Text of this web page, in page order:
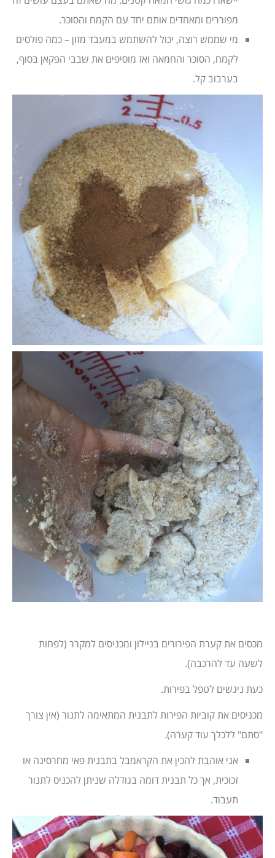
מפוררים ומאחדים אותם יחד עם הקמח והסוכר.
מי שממש רוצה, יכול להשתמש במעבד מזון – כמה פולסים
לקמח, הסוכר והחמאה ואז מוסיפים את שבבי הפקאן בסוף,
בערבוב קל.
מכסים את קערת הפירורים בניילון ומכניסים למקרר (לפחות
לשעה עד להרכבה).
כעת ניגשים לטפל בפירות.
מכניסים את קוביות הפירות לתבנית המתאימה לתנור (אין צורך
"סתם" ללכלך עוד קערה).
אני אוהבת להכין את הקראמבל בתבנית פאי מחרסינה או
זכוכית, אך כל תבנית דומה בגודלה שניתן להכניס לתנור
תעבוד.